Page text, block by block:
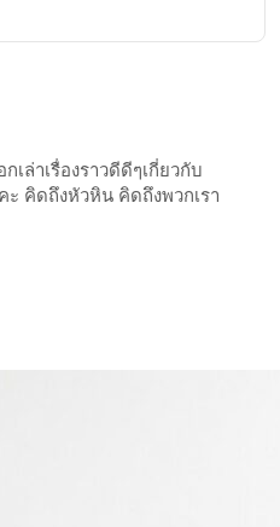
Email
เล่าเรื่องราวดีดีๆเกี่ยวกับ
คิดถึงหัวหิน คิดถึงพวกเรา